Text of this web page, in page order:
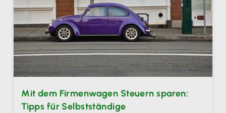
Mit dem Firmenwagen Steuern sparen:
Tipps für Selbstständige